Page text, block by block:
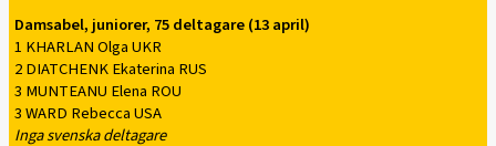
Damsabel, juniorer, 75 deltagare (13 april)
1 KHARLAN Olga UKR
2 DIATCHENK Ekaterina RUS
3 MUNTEANU Elena ROU
3 WARD Rebecca USA
Inga svenska deltagare